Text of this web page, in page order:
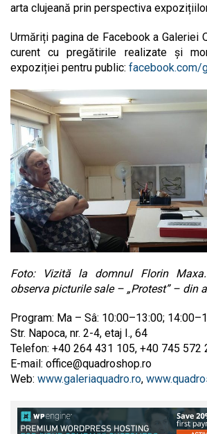
arta clujeană prin perspectiva
Urmăriți pagina de Facebook a Galeriei
curent cu pregătirile realizate și
expoziției pentru public: facebook.com/
Foto: Vizită la domnul Florin
observa picturile sale – „Protest” – din
Program: Ma – Sâ: 10:00–13:00;
Str. Napoca, nr. 2-4, etaj I., 64
Telefon: +40 264 431 105, +40 745 572
E-mail: office@quadroshop.ro
Web: www.galeriaquadro.ro,